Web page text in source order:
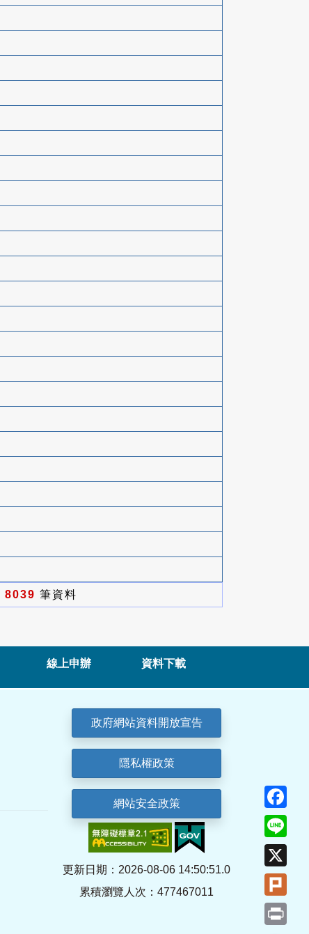
8039 筆資料
線上申辦 資料下載
政府網站資料開放宣告
隱私權政策
網站安全政策
更新日期：2026-08-06 14:50:51.0
累積瀏覽人次：477467011